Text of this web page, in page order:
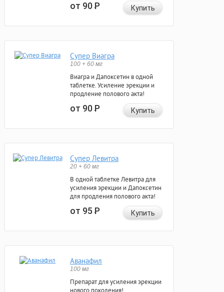
от 90Р Купить
Супер Виагра
100 + 60 мг
Виагра и Дапоксетин в одной
таблетке. Усиление эрекции и
продление полового акта!
от 90Р Купить
Супер Левитра
20 + 60 мг
В одной таблетке Левитра для
усиления эрекции и Дапоксетин
для продления полового акта!
от 95Р Купить
Аванафил
100 мг
Препарат для усиления эрекции